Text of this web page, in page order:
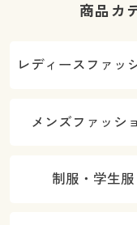
商品カ
レディースファッ
メンズファッシ
制服・学生服